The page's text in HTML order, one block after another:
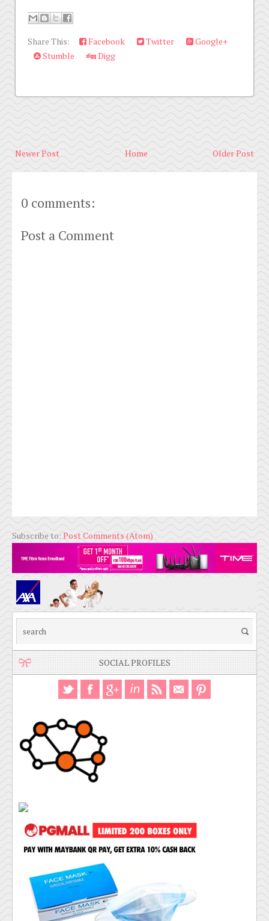
Share This: Facebook Twitter
Google+
Stumble
Digg
Newer Post Older Post
Home
0 comments:
Post a Comment
Subscribe to:Post Comments (Atom)
SOCIAL PROFILES